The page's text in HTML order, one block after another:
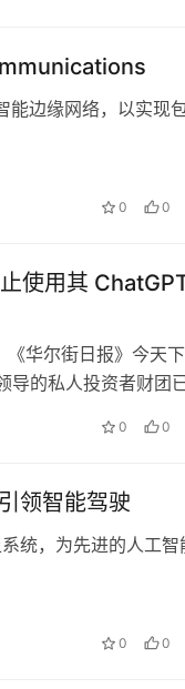
能边缘网络，以实现
0 0
使用其
华尔街日报》今天
导的私人投资者财团
0 0
领智能驾驶
统，为先进的人工智
0 0